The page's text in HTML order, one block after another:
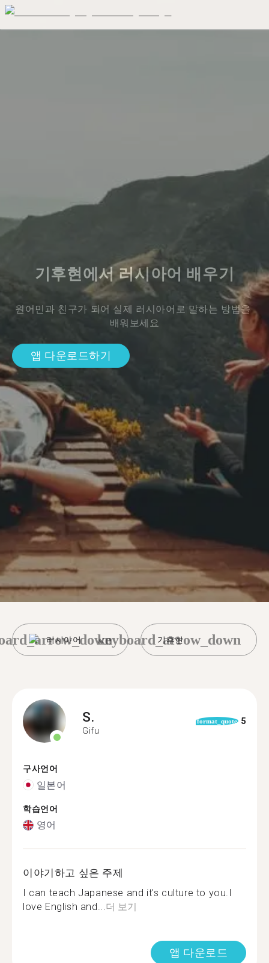
기후현에서 러시아어 배우기
원어민과 친구가 되어 실제 러시아어로 말하는 방법을
배워보세요
앱 다운로드하기
러시아어 기후현
keyboard_arrow_down
S.
Gifu
format_quote 5
구사언어
일본어
학습언어
영어
이야기하고 싶은 주제
I can teach Japanese and it's culture to you.I
love English and...더 보기
앱 다운로드